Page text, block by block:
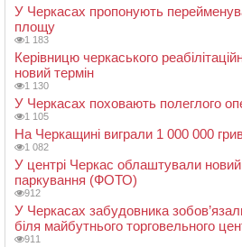
У Черкасах пропонують
площу
1 183
Керівницю черкаського
новий термін
1 130
У Черкасах поховають полеглого
1 105
На Черкащині виграли 1 000 000
1 082
У центрі Черкас облаштували
паркування (ФОТО)
912
У Черкасах забудовника
біля майбутнього торговельного
911